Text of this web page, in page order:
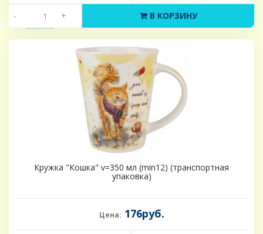
- + В КОРЗИНУ
Кружка "Кошка" v=350 мл (min12) (транспортная
упаковка)
Цена: 176руб.